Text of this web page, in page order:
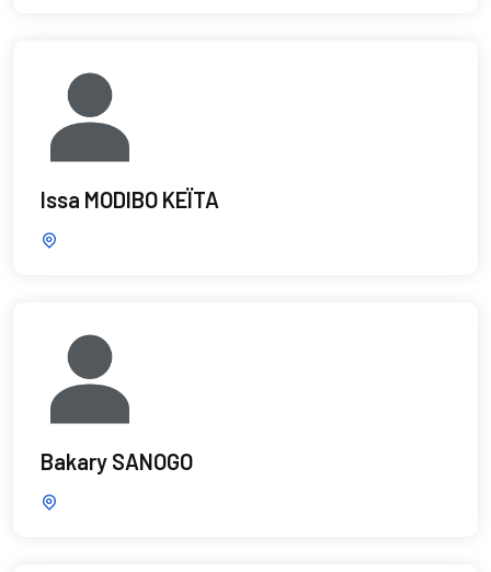
Issa MODIBO KEÏTA
Bakary SANOGO